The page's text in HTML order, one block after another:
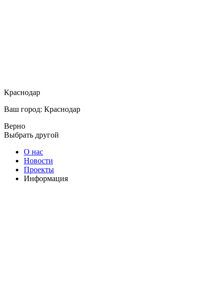
Краснодар
Ваш город: Краснодар
Верно
Выбрать другой
О нас
Новости
Проекты
Информация